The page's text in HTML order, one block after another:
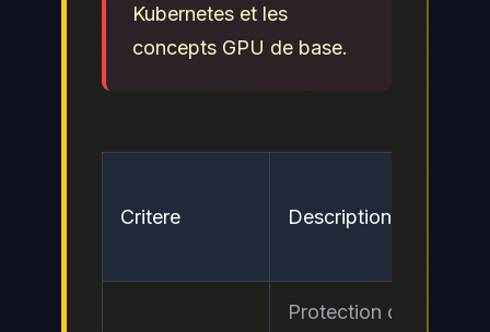
Kubernetes et les
concepts GPU de base.
Critere Description
Protection des